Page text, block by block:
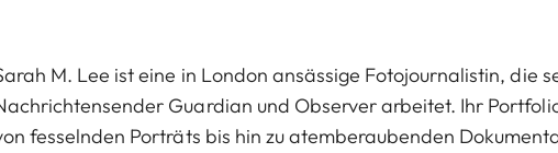
M. Lee ist eine in London ansässige Fotojournalistin, die
Guardian und Observer arbeitet. Ihr
fesselnden Porträts bis hin zu atemberaubenden